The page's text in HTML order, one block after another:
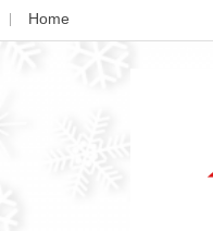
Home